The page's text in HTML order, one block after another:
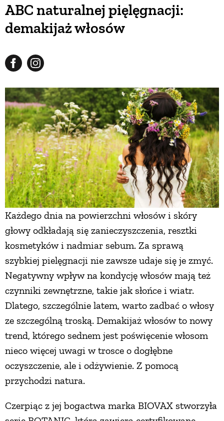
ABC naturalnej pięlęgnacji:
demakijaż włosów
Każdego dnia na powierzchni włosów i skóry
głowy odkładają się zanieczyszczenia, resztki
kosmetyków i nadmiar sebum. Za sprawą
szybkiej pielęgnacji nie zawsze udaje się je zmyć.
Negatywny wpływ na kondycję włosów mają też
czynniki zewnętrzne, takie jak słońce i wiatr.
Dlatego, szczególnie latem, warto zadbać o włosy
ze szczególną troską. Demakijaż włosów to nowy
trend, którego sednem jest poświęcenie włosom
nieco więcej uwagi w trosce o dogłębne
oczyszczenie, ale i odżywienie. Z pomocą
przychodzi natura.
Czerpiąc z jej bogactwa marka BIOVAX stworzyła